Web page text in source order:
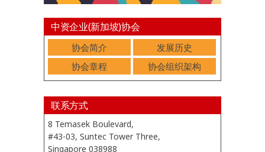
中资企业(新加坡)协会
协会简介
发展历史
协会章程
协会组织架构
联系方式
8 Temasek Boulevard,
#43-03, Suntec Tower Three,
Singapore 038988